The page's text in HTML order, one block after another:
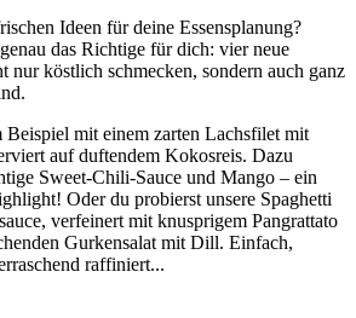
Ideen für deine Essensplanung?
das Richtige für dich: vier neue
nur köstlich schmecken, sondern auch ganz
Beispiel mit einem zarten Lachsfilet mit
auf duftendem Kokosreis. Dazu
Sweet-Chili-Sauce und Mango – ein
Oder du probierst unsere Spaghetti
verfeinert mit knusprigem Pangrattato
Gurkensalat mit Dill. Einfach,
raffiniert...